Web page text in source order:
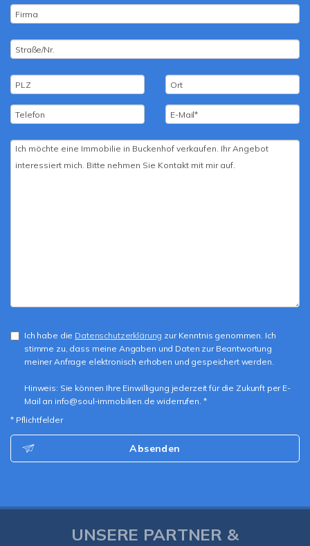
Ich habe die Datenschutzerklärung zur Kenntnis genommen. Ich
stimme zu, dass meine Angaben und Daten zur Beantwortung
meiner Anfrage elektronisch erhoben und gespeichert werden.
Hinweis: Sie können Ihre Einwilligung jederzeit für die Zukunft per E-
Mail an info@soul-immobilien.de widerrufen. *
* Pflichtfelder
Absenden
UNSERE PARTNER &